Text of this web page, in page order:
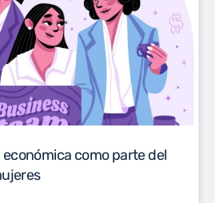
como parte del